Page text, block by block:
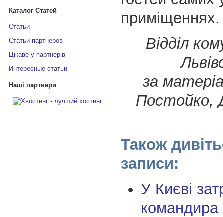
Каталог Статей
Статьи
Статьи партнеров
Цікаве у партнерів
Интересные статьи
Наші партнери
приміщеннях.
Відділ
за
Постойко,
Також
записи:
У Києві
командира